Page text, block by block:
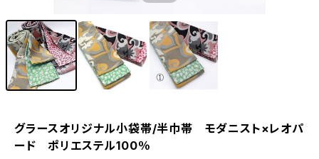
グラースオリジナル小袋帯/半巾帯 モダニスト×レオパ
ード ポリエステル100％